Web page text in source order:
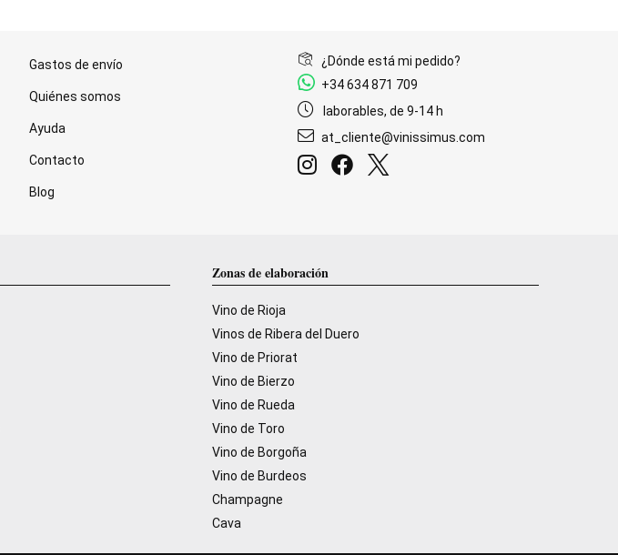
Gastos de envío
Quiénes somos
Ayuda
Contacto
Blog
¿Dónde está mi pedido?
+34 634 871 709
laborables, de 9-14 h
at_cliente@vinissimus.com
Zonas de elaboración
Vino de Rioja
Vinos de Ribera del Duero
Vino de Priorat
Vino de Bierzo
Vino de Rueda
Vino de Toro
Vino de Borgoña
Vino de Burdeos
Champagne
Cava